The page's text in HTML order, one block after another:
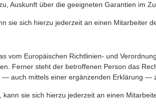
Auskunft über die geeigneten Garantien im
sie sich hierzu jederzeit an einen Mitarbeiter
vom Europäischen Richtlinien- und
Ferner steht der betroffenen Person das
auch mittels einer ergänzenden Erklärung —
sie sich hierzu jederzeit an einen